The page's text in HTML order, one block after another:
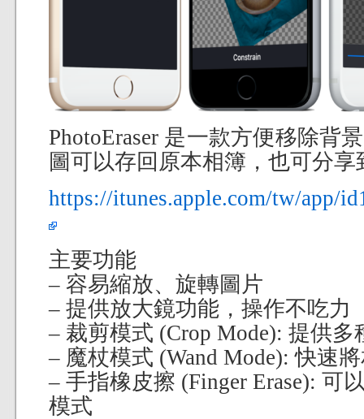
PhotoEraser 是一款方便移除背
圖可以存回原本相簿，也可分
https://itunes.apple.com/tw/app/
主要功能
– 容易縮放、旋轉圖片
– 提供放大鏡功能，操作不吃力
– 裁剪模式 (Crop Mode): 提供多
– 魔杖模式 (Wand Mode): 快速
– 手指橡皮擦 (Finger Erase): 可
模式